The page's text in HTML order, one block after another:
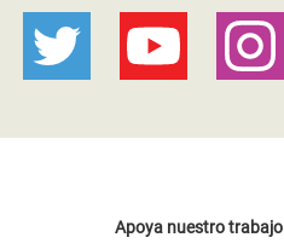
Apoya nuestro trabajo